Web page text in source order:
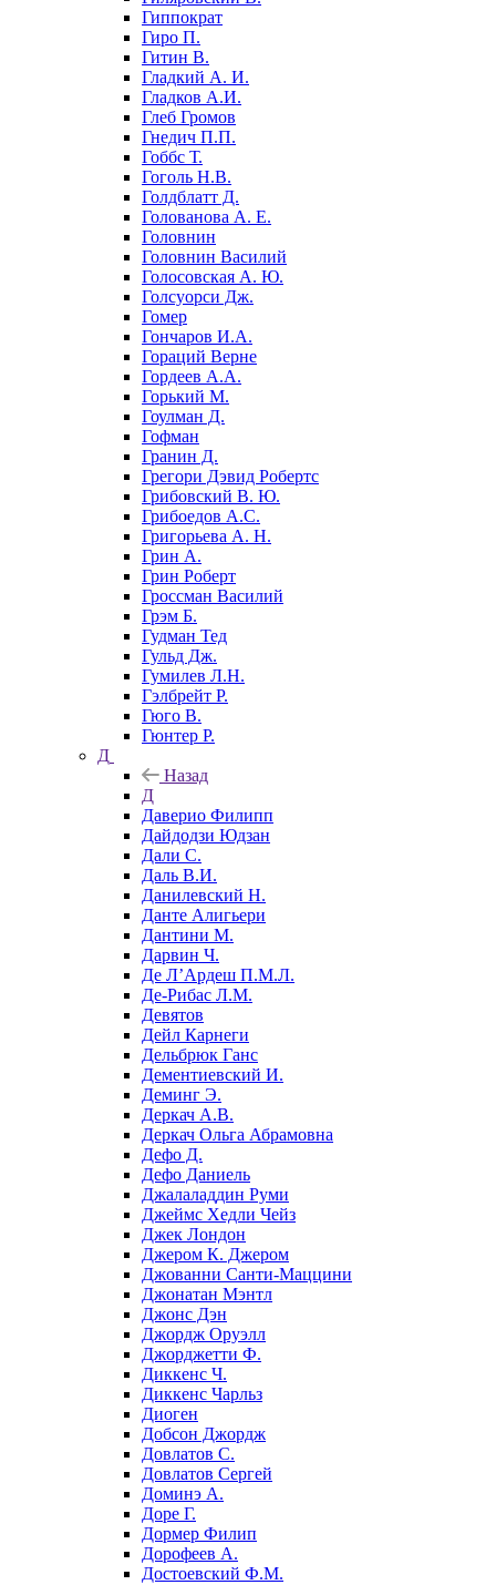
Гиппократ
Гиро П.
Гитин В.
Гладкий А. И.
Гладков А.И.
Глеб Громов
Гнедич П.П.
Гоббс Т.
Гоголь Н.В.
Голдблатт Д.
Голованова А. Е.
Головнин
Головнин Василий
Голосовская А. Ю.
Голсуорси Дж.
Гомер
Гончаров И.А.
Гораций Верне
Гордеев А.А.
Горький М.
Гоулман Д.
Гофман
Гранин Д.
Грегори Дэвид Робертс
Грибовский В. Ю.
Грибоедов А.С.
Григорьева А. Н.
Грин А.
Грин Роберт
Гроссман Василий
Грэм Б.
Гудман Тед
Гульд Дж.
Гумилев Л.Н.
Гэлбрейт Р.
Гюго В.
Гюнтер Р.
Д
Назад
Д
Даверио Филипп
Дайдодзи Юдзан
Дали С.
Даль В.И.
Данилевский Н.
Данте Алигьери
Дантини М.
Дарвин Ч.
Де Л’Ардеш П.М.Л.
Де-Рибас Л.М.
Девятов
Дейл Карнеги
Дельбрюк Ганс
Дементиевский И.
Деминг Э.
Деркач А.В.
Деркач Ольга Абрамовна
Дефо Д.
Дефо Даниель
Джалаладдин Руми
Джеймс Хедли Чейз
Джек Лондон
Джером К. Джером
Джованни Санти-Маццини
Джонатан Мэнтл
Джонс Дэн
Джордж Оруэлл
Джорджетти Ф.
Диккенс Ч.
Диккенс Чарльз
Диоген
Добсон Джордж
Довлатов С.
Довлатов Сергей
Доминэ А.
Доре Г.
Дормер Филип
Дорофеев А.
Достоевский Ф.М.